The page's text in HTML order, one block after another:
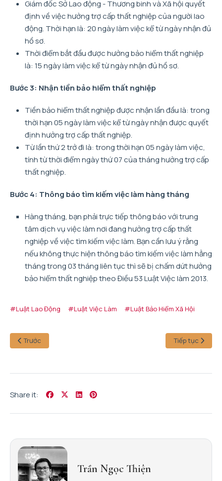
Giám đốc Sở Lao động - Thương binh và Xã hội quyết
định về việc hưởng trợ cấp thất nghiệp của người lao
động. Thời hạn là: 20 ngày làm việc kể từ ngày nhận đủ
hồ sơ.
Thời điểm bắt đầu được hưởng bảo hiểm thất nghiệp
là: 15 ngày làm việc kể từ ngày nhận đủ hồ sơ.
Bước 3: Nhận tiền bảo hiểm thất nghiệp
Tiền bảo hiểm thất nghiệp được nhận lần đầu là: trong
thời hạn 05 ngày làm việc kể từ ngày nhận được quyết
định hưởng trợ cấp thất nghiệp.
Từ lần thứ 2 trở đi là: trong thời hạn 05 ngày làm việc,
tính từ thời điểm ngày thứ 07 của tháng hưởng trợ cấp
thất nghiệp.
Bước 4: Thông báo tìm kiếm việc làm hàng tháng
Hàng tháng, bạn phải trực tiếp thông báo với trung
tâm dịch vụ việc làm nơi đang hưởng trợ cấp thất
nghiệp về việc tìm kiếm việc làm. Bạn cần lưu ý rằng
nếu không thực hiện thông báo tìm kiếm việc làm hằng
tháng trong 03 tháng liên tục thì sẽ bị chấm dứt hưởng
bảo hiểm thất nghiệp theo Điều 53 Luật Việc làm 2013.
#Luật Lao Động #Luật Việc Làm #Luật Bảo Hiểm Xã Hội
Trước Tiếp tục
Share it:
Trần Ngọc Thiện